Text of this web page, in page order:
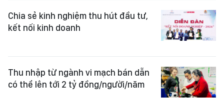
Chia sẻ kinh nghiệm thu hút đầu tư,
kết nối kinh doanh
Thu nhập từ ngành vi mạch bán dẫn
có thể lên tới 2 tỷ đồng/người/năm